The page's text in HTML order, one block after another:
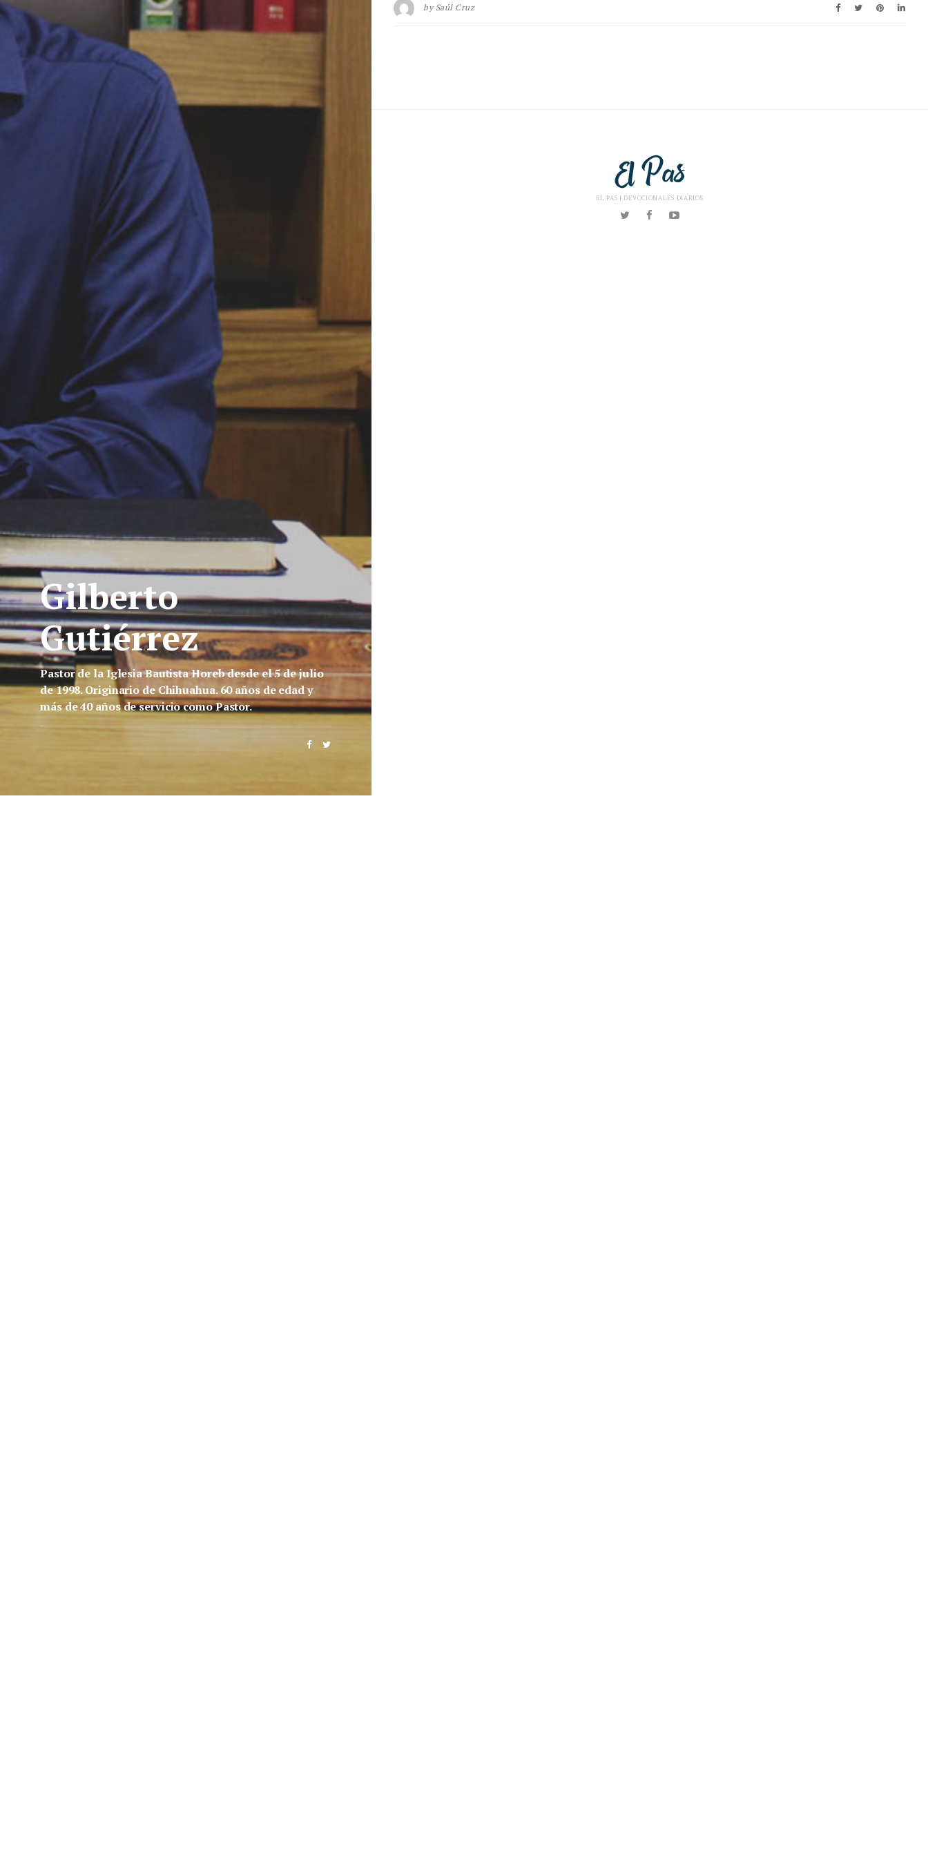
Gilberto
Gutiérrez
Pastor de la Iglesia Bautista Horeb desde el 5 de julio
de 1998. Originario de Chihuahua. 60 años de edad y
más de 40 años de servicio como Pastor.
by Saúl Cruz
EL PAS | DEVOCIONALES DIARIOS